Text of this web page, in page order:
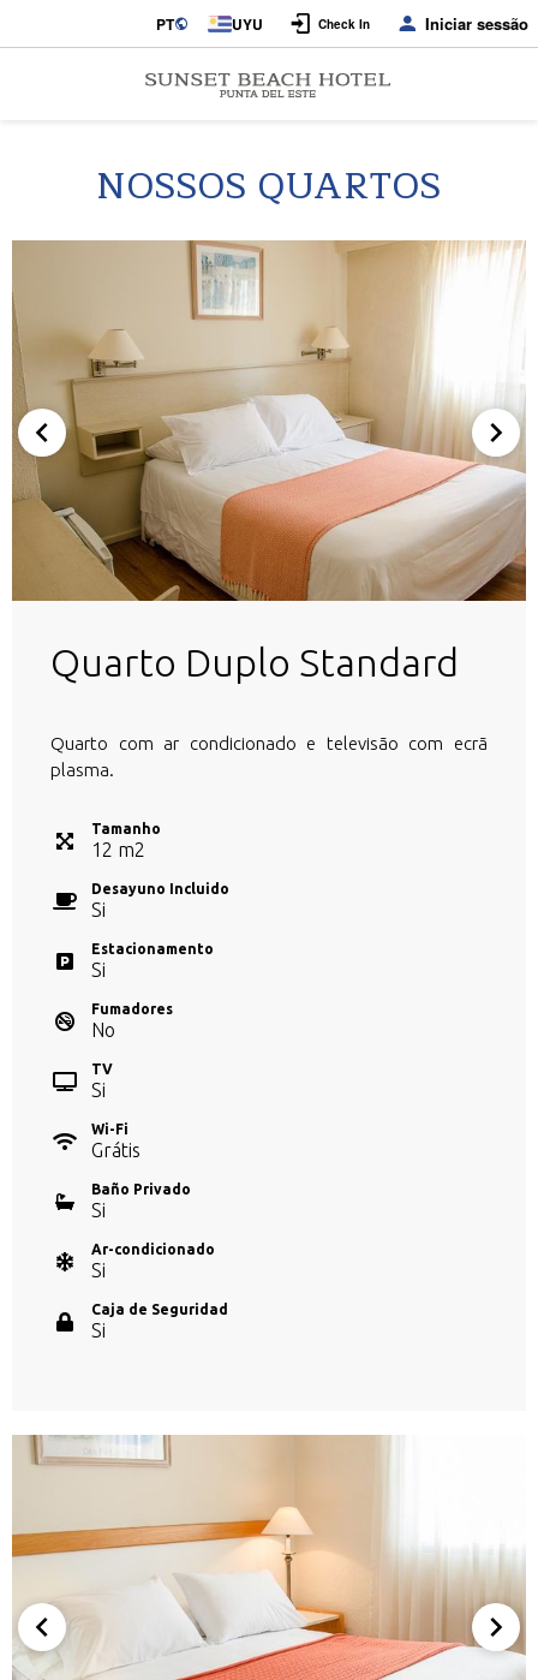
PT UYU Check In Iniciar sessão
NOSSOS QUARTOS
Quarto Duplo Standard
Quarto com ar condicionado e televisão com ecrã
plasma.
Tamanho
12 m2
Desayuno Incluido
Si
Estacionamento
Si
Fumadores
No
TV
Si
Wi-Fi
Grátis
Baño Privado
Si
Ar-condicionado
Si
Caja de Seguridad
Si